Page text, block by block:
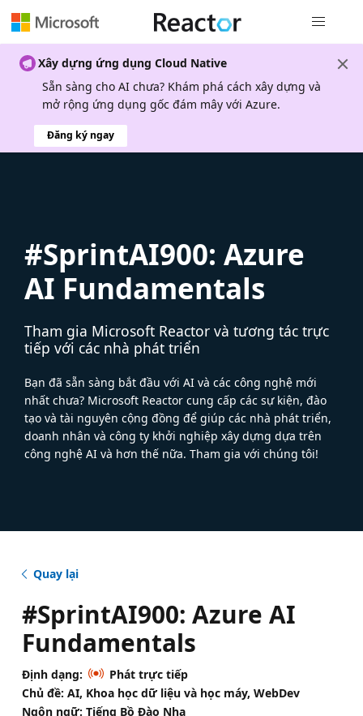
Xây dựng ứng dụng Cloud Native
Sẵn sàng cho AI chưa? Khám phá cách xây dựng và
mở rộng ứng dụng gốc đám mây với Azure.
Đăng ký ngay
#SprintAI900: Azure
AI Fundamentals
Tham gia Microsoft Reactor và tương tác trực
tiếp với các nhà phát triển
Bạn đã sẵn sàng bắt đầu với AI và các công nghệ mới
nhất chưa? Microsoft Reactor cung cấp các sự kiện, đào
tạo và tài nguyên cộng đồng để giúp các nhà phát triển,
doanh nhân và công ty khởi nghiệp xây dựng dựa trên
công nghệ AI và hơn thế nữa. Tham gia với chúng tôi!
Quay lại
#SprintAI900: Azure AI
Fundamentals
Định dạng:
Phát trực tiếp
Chủ đề: AI, Khoa học dữ liệu và học máy, WebDev
Ngôn ngữ: Tiếng Bồ Đào Nha